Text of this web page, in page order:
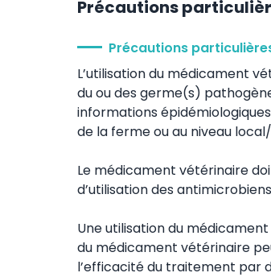
Précautions
Précautions
L’utilisation du médicament
du ou des germe(s)
informations
de la ferme ou au niveau
Le médicament vétérinaire
d’utilisation des
Une utilisation du
du médicament vétérinaire
l’efficacité du traitement par